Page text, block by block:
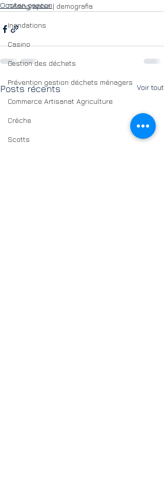
Démographie | demografia
Inondations
Casino
Gestion des déchets
Prévention gestion déchets ménagers
Commerce Artisanat Agriculture
Crèche
Scotts
Occitan gascon
Posts récents Voir tout